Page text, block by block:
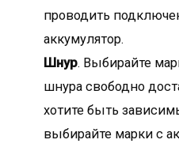
проводить
аккумулятор.
Шнур. Выбирайте
шнура свободно
хотите быть
выбирайте марки с